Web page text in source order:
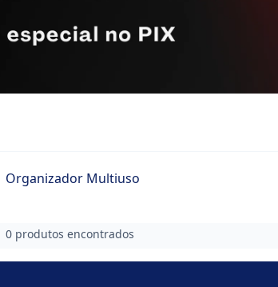
Organizador Multiuso
0 produtos encontrados